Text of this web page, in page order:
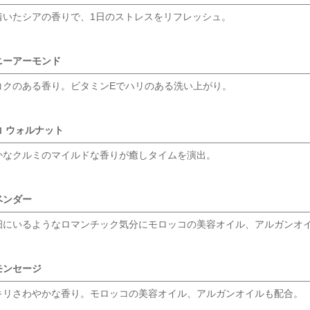
たシアの香りで、1日のストレスをリフレッシュ。
ーアーモンド
のある香り。ビタミンEでハリのある洗い上がり。
ウォルナット
なクルミのマイルドな香りが癒しタイムを演出。
ンダー
にいるようなロマンチック気分にモロッコの美容オイル、アルガンオ
ンセージ
さわやかな香り。 モロッコの美容オイル、アルガンオイルも配合。